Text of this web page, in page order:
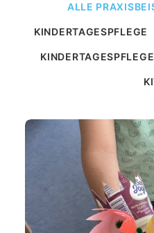
ALLE
KINDERTAGESPFLEGE
KINDERTAGESPFLEGE